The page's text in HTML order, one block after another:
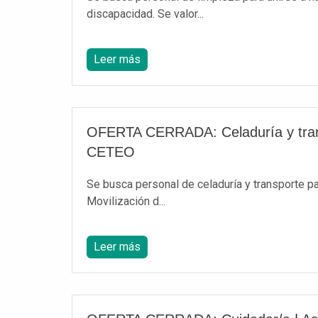
discapacidad. Se valor...
Leer más
OFERTA CERRADA: Celaduría y
CETEO
Se busca personal de celaduría y transporte
Movilización d...
Leer más